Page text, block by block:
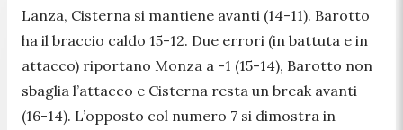
Lanza, Cisterna si mantiene avanti (14-11). Barotto
ha il braccio caldo 15-12. Due errori (in battuta e in
attacco) riportano Monza a -1 (15-14), Barotto non
sbaglia l’attacco e Cisterna resta un break avanti
(16-14). L’opposto col numero 7 si dimostra in